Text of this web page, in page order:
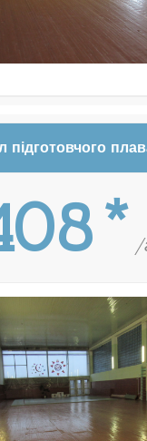
підготовчого
/